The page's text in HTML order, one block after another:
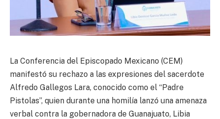
La Conferencia del Episcopado Mexicano (CEM)
manifestó su rechazo a las expresiones del sacerdote
Alfredo Gallegos Lara, conocido como el “Padre
Pistolas”, quien durante una homilía lanzó una amenaza
verbal contra la gobernadora de Guanajuato, Libia